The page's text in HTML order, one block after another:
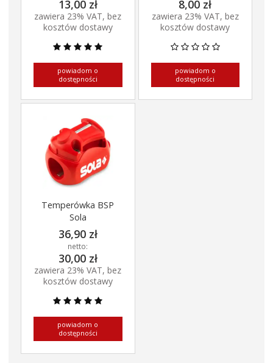
13,00 zł
zawiera 23% VAT, bez
kosztów dostawy
powiadom o
dostępności
8,00 zł
zawiera 23% VAT, bez
kosztów dostawy
powiadom o
dostępności
Temperówka BSP
Sola
36,90 zł
netto:
30,00 zł
zawiera 23% VAT, bez
kosztów dostawy
powiadom o
dostępności